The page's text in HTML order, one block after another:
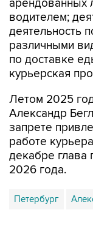
арендованных
водителем;
деятельность
различными
по доставке
курьерская
Летом 2025
Александр
запрете
работе
декабре глава
2026 года.
Петербург